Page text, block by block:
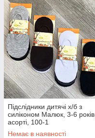
Підслідники дитячі х/б з
силіконом Малюк, 3-6 років,
асорті, 100-1
Немає в наявності